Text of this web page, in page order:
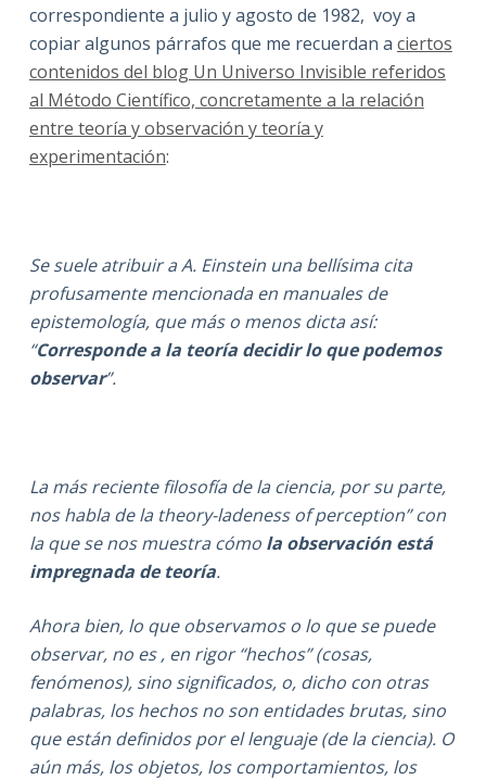
correspondiente a julio y agosto de 1982, voy a
copiar algunos párrafos que me recuerdan a ciertos
contenidos del blog Un Universo Invisible referidos
al Método Científico, concretamente a la relación
entre teoría y observación y teoría y
experimentación:
Se suele atribuir a A. Einstein una bellísima cita
profusamente mencionada en manuales de
epistemología, que más o menos dicta así:
“Corresponde a la teoría decidir lo que podemos
observar”.
La más reciente filosofía de la ciencia, por su parte,
nos habla de la theory-ladeness of perception” con
la que se nos muestra cómo la observación está
impregnada de teoría.
Ahora bien, lo que observamos o lo que se puede
observar, no es , en rigor “hechos” (cosas,
fenómenos), sino significados, o, dicho con otras
palabras, los hechos no son entidades brutas, sino
que están definidos por el lenguaje (de la ciencia). O
aún más, los objetos, los comportamientos, los